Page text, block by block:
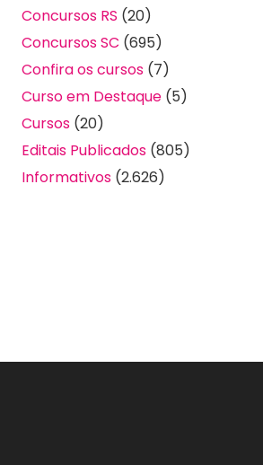
Concursos RS (20)
Concursos SC (695)
Confira os cursos (7)
Curso em Destaque (5)
Cursos (20)
Editais Publicados (805)
Informativos (2.626)